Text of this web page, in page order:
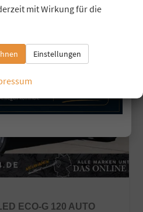
ECO-G 120 AUTO
mit Wirkung für die
Einstellungen